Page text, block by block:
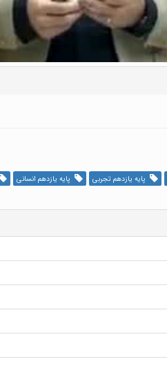
پایه یازدهم تجربی پایه یازدهم انسانی